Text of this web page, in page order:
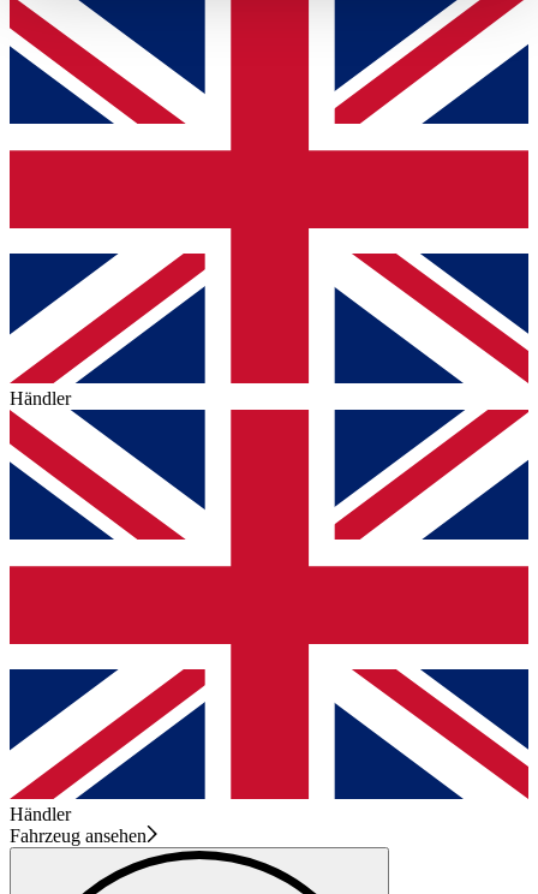
haben oder die sie im Rahmen Ihrer Nutzung der Dienste
gesammelt haben.
Händler
Händler
Fahrzeug ansehen